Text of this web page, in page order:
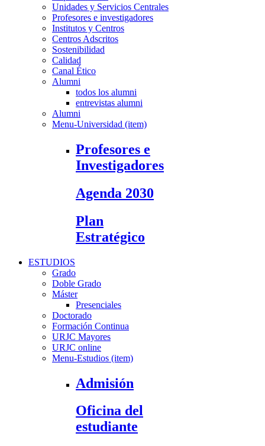
Unidades y Servicios Centrales
Profesores e investigadores
Institutos y Centros
Centros Adscritos
Sostenibilidad
Calidad
Canal Ético
Alumni
todos los alumni
entrevistas alumni
Alumni
Menu-Universidad (item)
Profesores e
Investigadores
Agenda 2030
Plan
Estratégico
ESTUDIOS
Grado
Doble Grado
Máster
Presenciales
Doctorado
Formación Continua
URJC Mayores
URJC online
Menu-Estudios (item)
Admisión
Oficina del
estudiante